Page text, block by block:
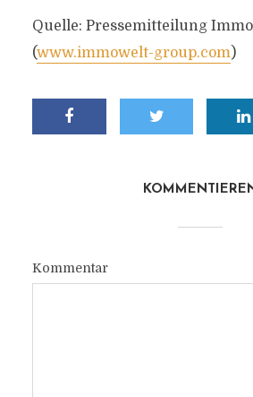
Quelle: Pressemitteilung
(www.immowelt-group.com)
Kommentar